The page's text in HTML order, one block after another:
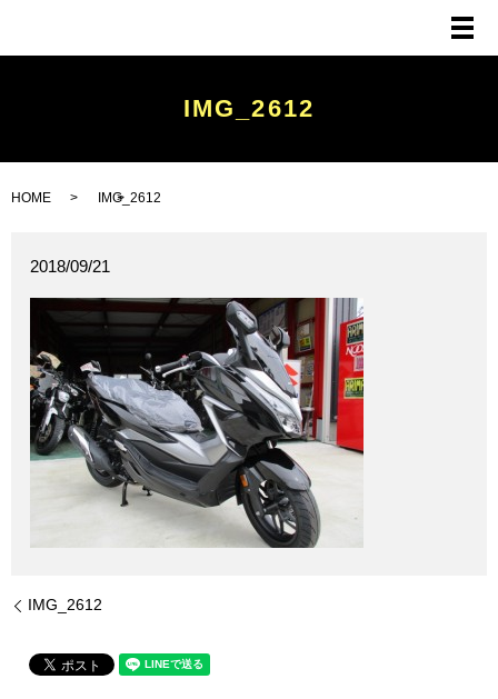
メ
IMG_2612
HOME IMG_2612
2018/09/21
IMG_2612